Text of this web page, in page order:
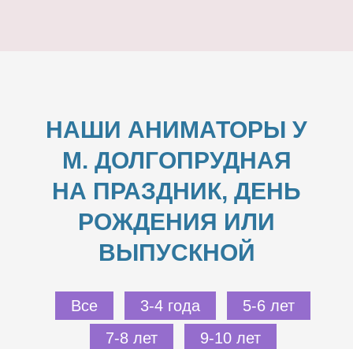
НАШИ АНИМАТОРЫ У
М. ДОЛГОПРУДНАЯ
НА ПРАЗДНИК, ДЕНЬ
РОЖДЕНИЯ ИЛИ
ВЫПУСКНОЙ
Все 3-4 года
5-6 лет
7-8 лет
9-10 лет